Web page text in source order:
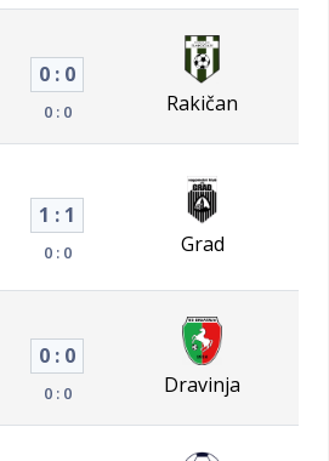
0 : 0
0 : 0 Rakičan
1 : 1
0 : 0 Grad
0 : 0
0 : 0 Dravinja